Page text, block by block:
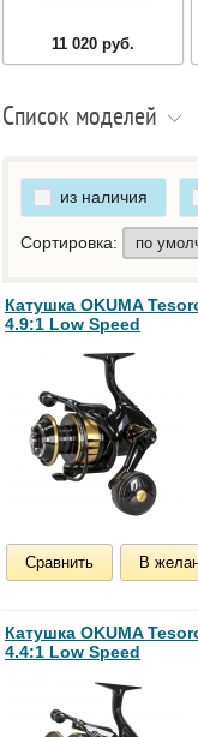
11 020 руб.
Список моделей
из наличия
Сортировка:
Катушка OKUMA
4.9:1 Low Speed
Сравнить В
Катушка OKUMA
4.4:1 Low Speed